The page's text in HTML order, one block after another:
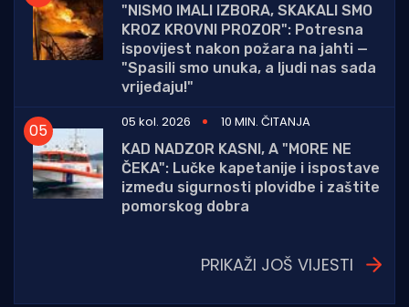
"NISMO IMALI IZBORA, SKAKALI SMO
KROZ KROVNI PROZOR": Potresna
ispovijest nakon požara na jahti —
"Spasili smo unuka, a ljudi nas sada
vrijeđaju!"
05 kol. 2026
10 MIN. ČITANJA
KAD NADZOR KASNI, A "MORE NE
ČEKA": Lučke kapetanije i ispostave
između sigurnosti plovidbe i zaštite
pomorskog dobra
PRIKAŽI JOŠ VIJESTI